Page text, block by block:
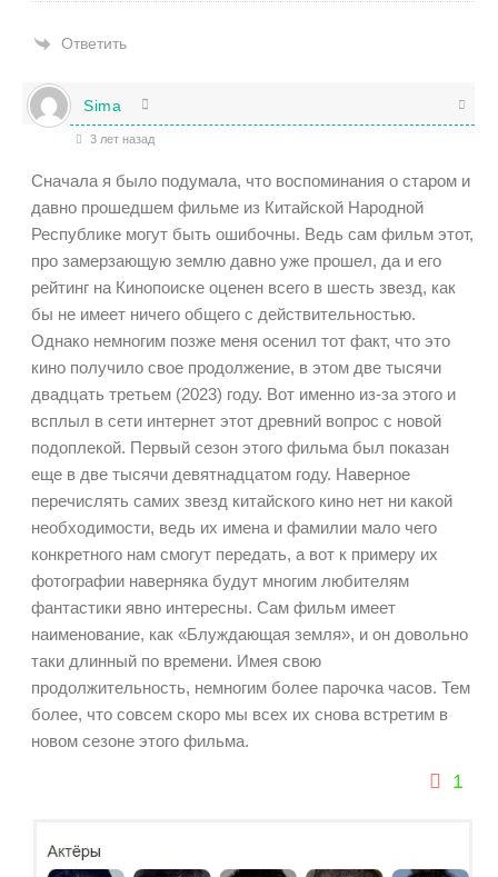
Ответить
Sima
3 лет назад
Сначала я было подумала, что воспоминания о старом и
давно прошедшем фильме из Китайской Народной
Республике могут быть ошибочны. Ведь сам фильм этот,
про замерзающую землю давно уже прошел, да и его
рейтинг на Кинопоиске оценен всего в шесть звезд, как
бы не имеет ничего общего с действительностью.
Однако немногим позже меня осенил тот факт, что это
кино получило свое продолжение, в этом две тысячи
двадцать третьем (2023) году. Вот именно из-за этого и
всплыл в сети интернет этот древний вопрос с новой
подоплекой. Первый сезон этого фильма был показан
еще в две тысячи девятнадцатом году. Наверное
перечислять самих звезд китайского кино нет ни какой
необходимости, ведь их имена и фамилии мало чего
конкретного нам смогут передать, а вот к примеру их
фотографии наверняка будут многим любителям
фантастики явно интересны. Сам фильм имеет
наименование, как «Блуждающая земля», и он довольно
таки длинный по времени. Имея свою
продолжительность, немногим более парочка часов. Тем
более, что совсем скоро мы всех их снова встретим в
новом сезоне этого фильма.
1